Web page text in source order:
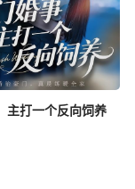
主打一个反向饲养